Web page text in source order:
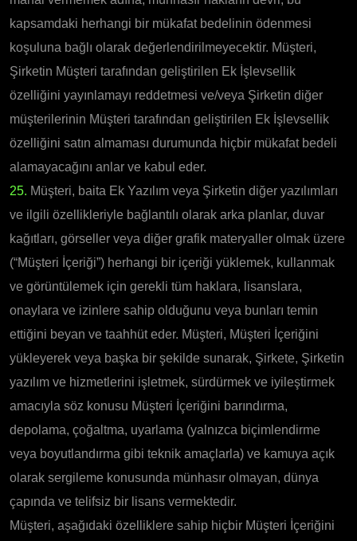
kapsamdaki herhangi bir mükafat bedelinin ödenmesi
koşuluna bağlı olarak değerlendirilmeyecektir. Müşteri,
Şirketin Müşteri tarafından geliştirilen Ek İşlevsellik
özelliğini yayınlamayı reddetmesi ve/veya Şirketin diğer
müşterilerinin Müşteri tarafından geliştirilen Ek İşlevsellik
özelliğini satın almaması durumunda hiçbir mükafat bedeli
alamayacağını anlar ve kabul eder.
25. Müşteri, baita Ek Yazılım veya Şirketin diğer yazılımları
ve ilgili özellikleriyle bağlantılı olarak arka planlar, duvar
kağıtları, görseller veya diğer grafik materyaller olmak üzere
(“Müşteri İçeriği”) herhangi bir içeriği yüklemek, kullanmak
ve görüntülemek için gerekli tüm haklara, lisanslara,
onaylara ve izinlere sahip olduğunu veya bunları temin
ettiğini beyan ve taahhüt eder. Müşteri, Müşteri İçeriğini
yükleyerek veya başka bir şekilde sunarak, Şirkete, Şirketin
yazılım ve hizmetlerini işletmek, sürdürmek ve iyileştirmek
amacıyla söz konusu Müşteri İçeriğini barındırma,
depolama, çoğaltma, uyarlama (yalnızca biçimlendirme
veya boyutlandırma gibi teknik amaçlarla) ve kamuya açık
olarak sergileme konusunda münhasır olmayan, dünya
çapında ve telifsiz bir lisans vermektedir.
Müşteri, aşağıdaki özelliklere sahip hiçbir Müşteri İçeriğini